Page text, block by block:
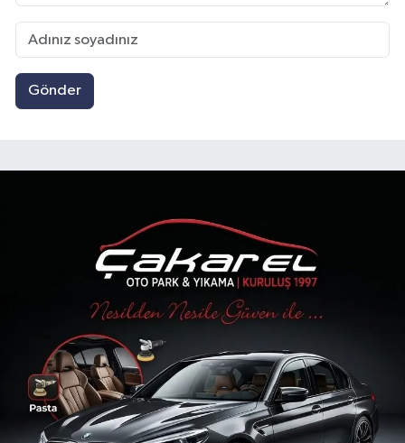
Gönder